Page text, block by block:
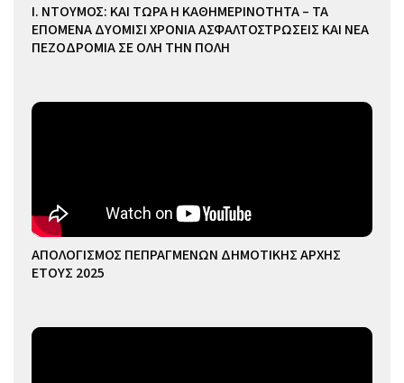
Ι. ΝΤΟΥΜΟΣ: ΚΑΙ ΤΩΡΑ Η ΚΑΘΗΜΕΡΙΝΟΤΗΤΑ – ΤΑ
ΕΠΟΜΕΝΑ ΔΥΟΜΙΣΙ ΧΡΟΝΙΑ ΑΣΦΑΛΤΟΣΤΡΩΣΕΙΣ ΚΑΙ ΝΕΑ
ΠΕΖΟΔΡΟΜΙΑ ΣΕ ΟΛΗ ΤΗΝ ΠΟΛΗ
ΑΠΟΛΟΓΙΣΜΟΣ ΠΕΠΡΑΓΜΕΝΩΝ ΔΗΜΟΤΙΚΗΣ ΑΡΧΗΣ
ΕΤΟΥΣ 2025